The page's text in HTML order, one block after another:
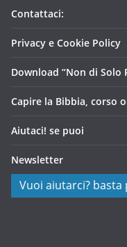
Contattaci:
Privacy e Cookie Policy
Download “Non di Solo
Capire la Bibbia, corso
Aiutaci! se puoi
Newsletter
Vuoi aiutarci? basta